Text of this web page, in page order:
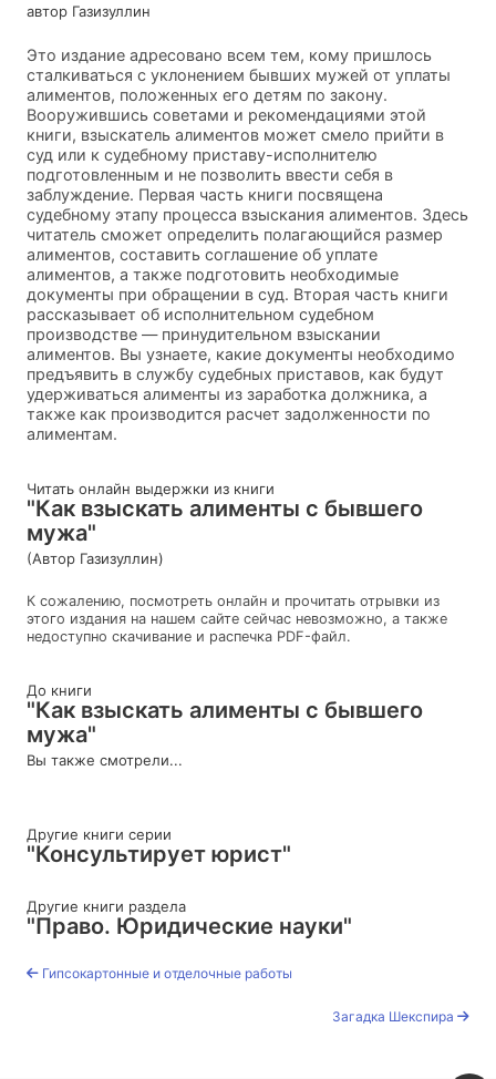
автор Газизуллин
Это издание адресовано всем тем, кому пришлось
сталкиваться с уклонением бывших мужей от уплаты
алиментов, положенных его детям по закону.
Вооружившись советами и рекомендациями этой
книги, взыскатель алиментов может смело прийти в
суд или к судебному приставу-исполнителю
подготовленным и не позволить ввести себя в
заблуждение. Первая часть книги посвящена
судебному этапу процесса взыскания алиментов. Здесь
читатель сможет определить полагающийся размер
алиментов, составить соглашение об уплате
алиментов, а также подготовить необходимые
документы при обращении в суд. Вторая часть книги
рассказывает об исполнительном судебном
производстве — принудительном взыскании
алиментов. Вы узнаете, какие документы необходимо
предъявить в службу судебных приставов, как будут
удерживаться алименты из заработка должника, а
также как производится расчет задолженности по
алиментам.
Читать онлайн выдержки из книги
"Как взыскать алименты с бывшего
мужа"
(Автор Газизуллин)
К сожалению, посмотреть онлайн и прочитать отрывки из
этого издания на нашем сайте сейчас невозможно, а также
недоступно скачивание и распечка PDF-файл.
До книги
"Как взыскать алименты с бывшего
мужа"
Вы также смотрели...
Другие книги серии
"Консультирует юрист"
Другие книги раздела
"Право. Юридические науки"
Гипсокартонные и отделочные работы
Загадка Шекспира